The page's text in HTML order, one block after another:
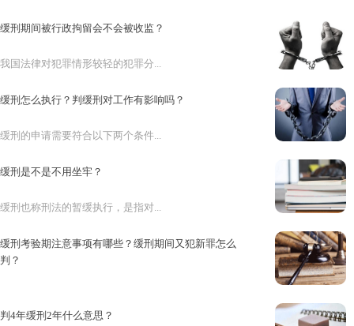
缓刑期间被行政拘留会不会被收监？
我国法律对犯罪情形较轻的犯罪分...
缓刑怎么执行？判缓刑对工作有影响吗？
缓刑的申请需要符合以下两个条件...
缓刑是不是不用坐牢？
缓刑也称刑法的暂缓执行，是指对...
缓刑考验期注意事项有哪些？缓刑期间又犯新罪怎么
判？
判4年缓刑2年什么意思？